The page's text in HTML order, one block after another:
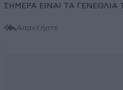
ΣΗΜΕΡΑ ΕΙΝΑΙ ΤΑ ΓΕΝΕΘΛΙΑ
Απαντήστε